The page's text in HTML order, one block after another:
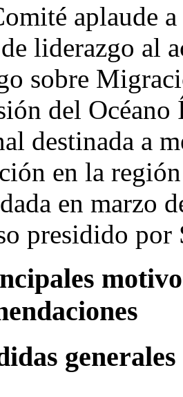
aplaude
liderazgo al
sobre
del
destinada a
en la
en marzo
presidido por